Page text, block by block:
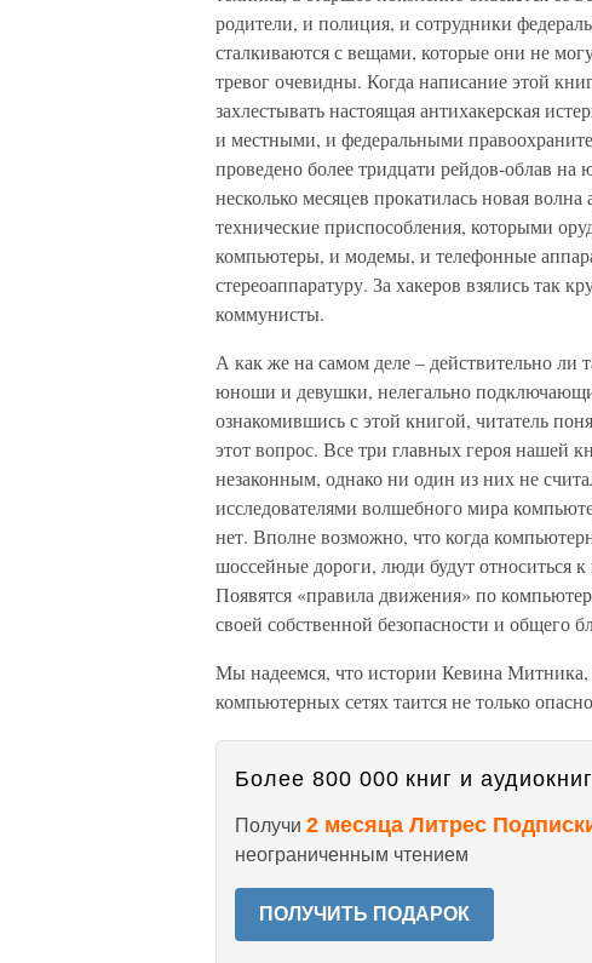
родители, и полиция, и сотрудники
сталкиваются с вещами, которые они не
тревог очевидны. Когда написание этой
захлестывать настоящая антихакерская
и местными, и федеральными
проведено более тридцати рейдов-облав на
несколько месяцев прокатилась новая
технические приспособления, которыми
компьютеры, и модемы, и телефонные
стереоаппаратуру. За хакеров взялись так
коммунисты.
А как же на самом деле – действительно ли
юноши и девушки, нелегально
ознакомившись с этой книгой, читатель
этот вопрос. Все три главных героя нашей
незаконным, однако ни один из них не
исследователями волшебного мира
нет. Вполне возможно, что когда
шоссейные дороги, люди будут относиться к
Появятся «правила движения» по
своей собственной безопасности и общего
Мы надеемся, что истории Кевина
компьютерных сетях таится не только
Более 800 000 книг и
Получи 2 месяца Литрес
неограниченным чтением
ПОЛУЧИТЬ ПОДАРОК